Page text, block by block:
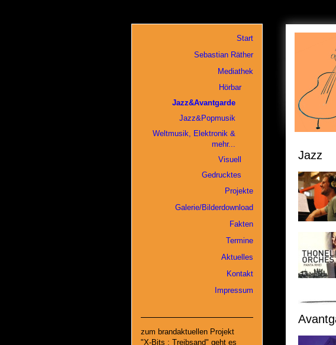
Start
Sebastian Räther
Mediathek
Hörbar
Jazz&Avantgarde
Jazz&Popmusik
Weltmusik, Elektronik &
mehr...
Visuell
Gedrucktes
Projekte
Galerie/Bilderdownload
Fakten
Termine
Aktuelles
Kontakt
Impressum
zum brandaktuellen Projekt
"X-Bits : Treibsand" geht es
Jazz